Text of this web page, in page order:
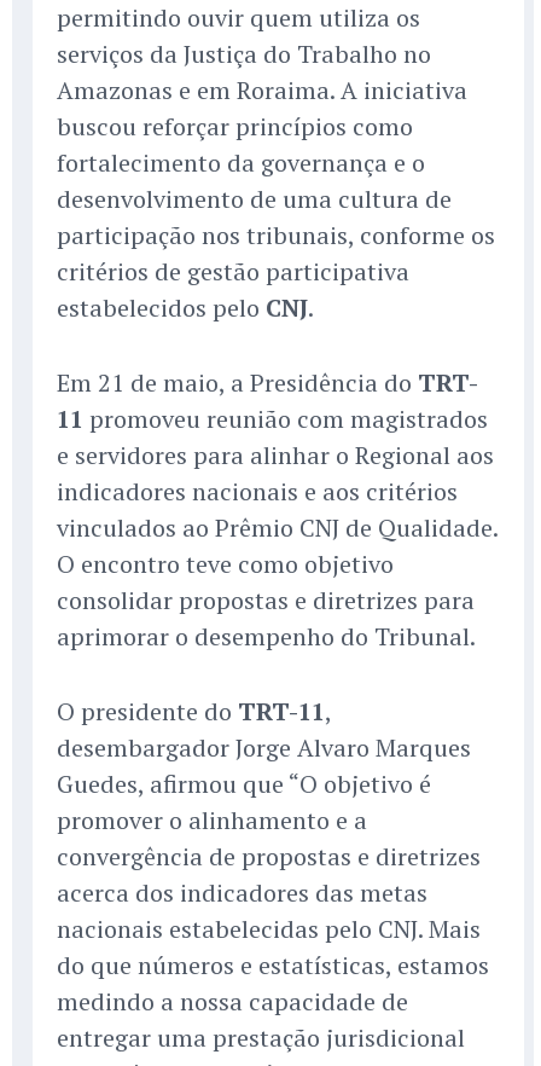
permitindo ouvir quem utiliza os
serviços da Justiça do Trabalho no
Amazonas e em Roraima. A iniciativa
buscou reforçar princípios como
fortalecimento da governança e o
desenvolvimento de uma cultura de
participação nos tribunais, conforme os
critérios de gestão participativa
estabelecidos pelo CNJ.
Em 21 de maio, a Presidência do TRT-
11 promoveu reunião com magistrados
e servidores para alinhar o Regional aos
indicadores nacionais e aos critérios
vinculados ao Prêmio CNJ de Qualidade.
O encontro teve como objetivo
consolidar propostas e diretrizes para
aprimorar o desempenho do Tribunal.
O presidente do TRT-11,
desembargador Jorge Alvaro Marques
Guedes, afirmou que “O objetivo é
promover o alinhamento e a
convergência de propostas e diretrizes
acerca dos indicadores das metas
nacionais estabelecidas pelo CNJ. Mais
do que números e estatísticas, estamos
medindo a nossa capacidade de
entregar uma prestação jurisdicional